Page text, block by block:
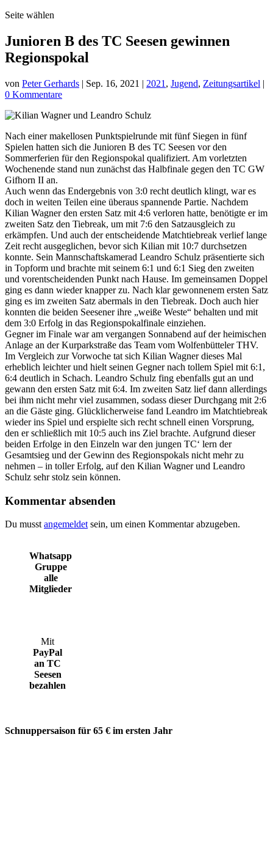
Seite wählen
Junioren B des TC Seesen gewinnen
Regionspokal
von Peter Gerhards | Sep. 16, 2021 | 2021 , Jugend, Zeitungsartikel |
0 Kommentare
Nach einer makellosen Punktspielrunde mit fünf Siegen in fünf
Spielen hatten sich die Junioren B des TC Seesen vor den
Sommerferien für den Regionspokal qualifiziert. Am vorletzten
Wochenende stand nun zunächst das Halbfinale gegen den TC GW
Gifhorn II an.
Auch wenn das Endergebnis von 3:0 recht deutlich klingt, war es
doch in weiten Teilen eine überaus spannende Partie. Nachdem
Kilian Wagner den ersten Satz mit 4:6 verloren hatte, benötigte er im
zweiten Satz den Tiebreak, um mit 7:6 den Satzausgleich zu
erkämpfen. Und auch der entscheidende Matchtiebreak verlief lange
Zeit recht ausgeglichen, bevor sich Kilian mit 10:7 durchsetzen
konnte. Sein Mannschaftskamerad Leandro Schulz präsentierte sich
in Topform und brachte mit seinem 6:1 und 6:1 Sieg den zweiten
und vorentscheidenden Punkt nach Hause. Im gemeinsamen Doppel
ging es dann wieder knapper zu. Nach klar gewonnenem ersten Satz
ging es im zweiten Satz abermals in den Tiebreak. Doch auch hier
konnten die beiden Seesener ihre „weiße Weste“ behalten und mit
dem 3:0 Erfolg in das Regionspokalfinale einziehen.
Gegner im Finale war am vergangen Sonnabend auf der heimischen
Anlage an der Kurparkstraße das Team vom Wolfenbütteler THV.
Im Vergleich zur Vorwoche tat sich Kilian Wagner dieses Mal
erheblich leichter und hielt seinen Gegner nach tollem Spiel mit 6:1,
6:4 deutlich in Schach. Leandro Schulz fing ebenfalls gut an und
gewann den ersten Satz mit 6:4. Im zweiten Satz lief dann allerdings
bei ihm nicht mehr viel zusammen, sodass dieser Durchgang mit 2:6
an die Gäste ging. Glücklicherweise fand Leandro im Matchtiebreak
wieder ins Spiel und erspielte sich recht schnell einen Vorsprung,
den er schließlich mit 10:5 auch ins Ziel brachte. Aufgrund dieser
beiden Erfolge in den Einzeln war den jungen TC‘ lern der
Gesamtsieg und der Gewinn des Regionspokals nicht mehr zu
nehmen – in toller Erfolg, auf den Kilian Wagner und Leandro
Schulz sehr stolz sein können.
Kommentar absenden
Du musst angemeldet sein, um einen Kommentar abzugeben.
Whatsapp
Gruppe
alle
Mitglieder
Mit
PayPal
an TC
Seesen
bezahlen
Schnuppersaison für 65 € im ersten Jahr